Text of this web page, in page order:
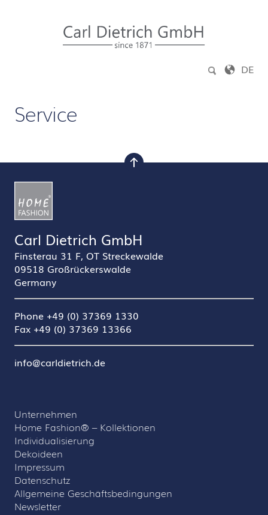
DE
Service
nach oben
Carl Dietrich GmbH
Finsterau 31 F, OT Streckewalde
09518 Großrückerswalde
Germany
Phone +49 (0) 37369 1330
Fax +49 (0) 37369 13366
info@carldietrich.de
Unternehmen
Home Fashion® – Kollektionen
Individualisierung
Dekoideen
Impressum
Datenschutz
Allgemeine Geschäftsbedingungen
Newsletter